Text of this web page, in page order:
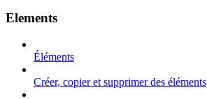
Elements
Éléments
Créer, copier et supprimer des éléments